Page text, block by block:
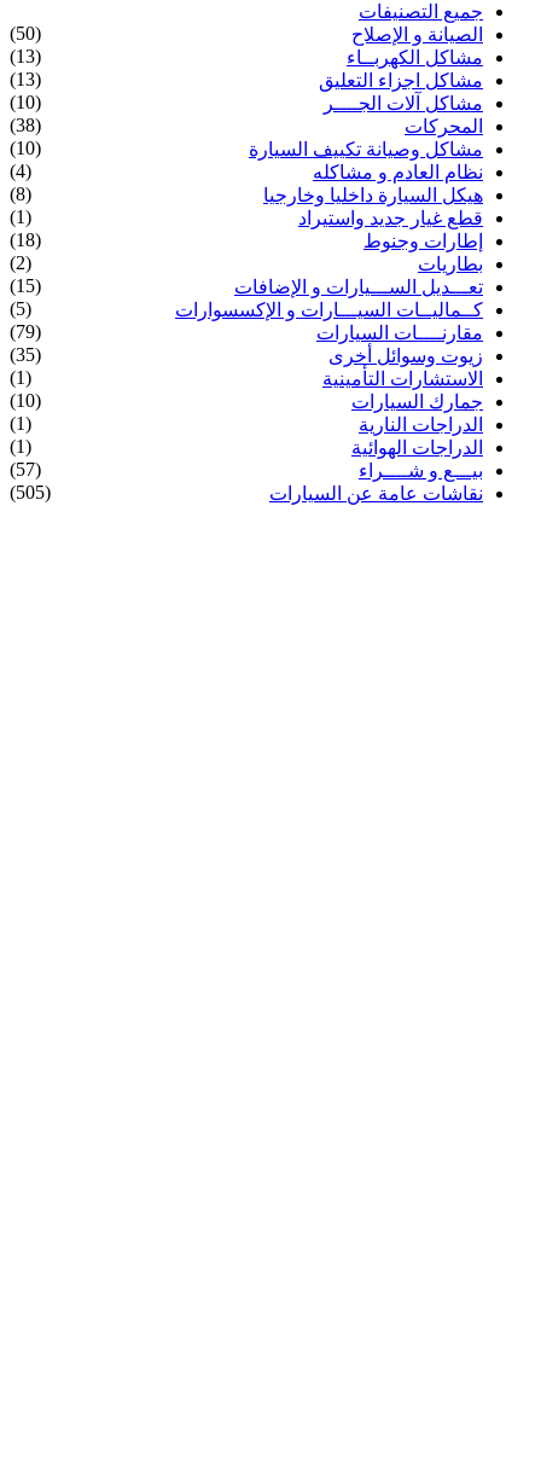
جميع التصنيفات
الصيانة و الإصلاح
(50)
مشاكل الكهربــاء
(13)
مشاكل اجزاء التعليق
(13)
مشاكل آلات الجــــر
(10)
المحركات
(38)
مشاكل وصيانة تكييف السيارة
(10)
نظام العادم و مشاكله
(4)
هيكل السيارة داخليا وخارجيا
(8)
قطع غيار جديد واستيراد
(1)
إطارات وجنوط
(18)
بطاريات
(2)
تعـــديل الســـيارات و الإضافات
(15)
كــماليــات السيـــارات و الإكسسوارات
(5)
مقارنــــات السيارات
(79)
زيوت وسوائل أخرى
(35)
الاستشارات التأمينية
(1)
جمارك السيارات
(10)
الدراجات النارية
(1)
الدراجات الهوائية
(1)
بيـــع و شــــراء
(57)
نقاشات عامة عن السيارات
(505)